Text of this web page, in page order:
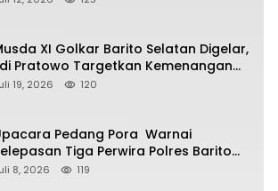
XI Golkar Barito Selatan Digelar,
Pratowo Targetkan Kemenangan
pada Pemilu Mendatang
19, 2026 120
Pedang Pora Warnai
Tiga Perwira Polres Barito
Masuki Masa Pensiun
8, 2026 119